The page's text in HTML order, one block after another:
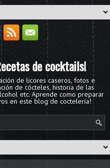
de cocktails!
de licores caseros, fotos e
de cócteles, historia de las
etc. Aprende como preparar
en este blog de coctelería!